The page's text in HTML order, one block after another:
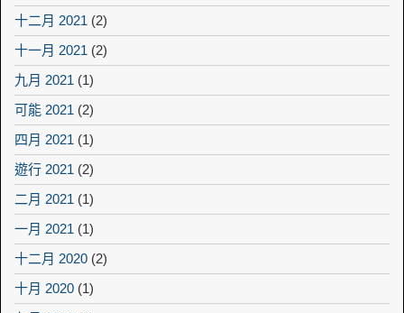
十二月 2021 (2)
十一月 2021 (2)
九月 2021 (1)
可能 2021 (2)
四月 2021 (1)
遊行 2021 (2)
二月 2021 (1)
一月 2021 (1)
十二月 2020 (2)
十月 2020 (1)